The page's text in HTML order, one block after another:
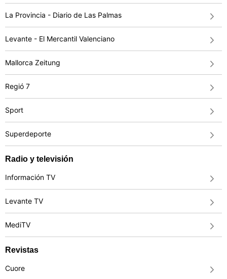
La Provincia - Diario de Las Palmas
Levante - El Mercantil Valenciano
Mallorca Zeitung
Regió 7
Sport
Superdeporte
Radio y televisión
Información TV
Levante TV
MediTV
Revistas
Cuore